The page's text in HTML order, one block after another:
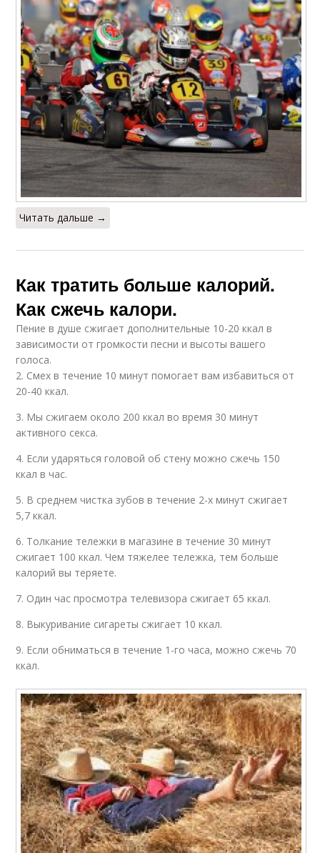
Читать дальше →
Как тратить больше калорий.
Как сжечь калори.
Пение в душе сжигает дополнительные 10-20 ккал в
зависимости от громкости песни и высоты вашего
голоса.
2. Смех в течение 10 минут помогает вам избавиться от
20-40 ккал.
3. Мы сжигаем около 200 ккал во время 30 минут
активного секса.
4. Если ударяться головой об стену можно сжечь 150
ккал в час.
5. В среднем чистка зубов в течение 2-х минут сжигает
5,7 ккал.
6. Толкание тележки в магазине в течение 30 минут
сжигает 100 ккал. Чем тяжелее тележка, тем больше
калорий вы теряете.
7. Один час просмотра телевизора сжигает 65 ккал.
8. Выкуривание сигареты сжигает 10 ккал.
9. Если обниматься в течение 1-го часа, можно сжечь 70
ккал.